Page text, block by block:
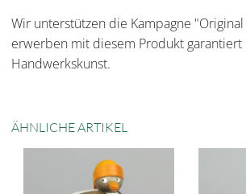
Wir unterstützen die Kampagne "Original
erwerben mit diesem Produkt garantiert
Handwerkskunst.
ÄHNLICHE ARTIKEL